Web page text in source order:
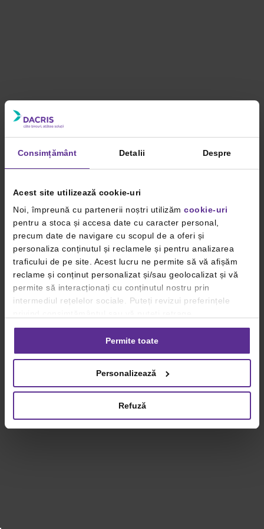
Consimțământ Detalii Despre
Acest site utilizează cookie-uri
Noi, împreună cu partenerii noștri utilizăm cookie-uri
pentru a stoca și accesa date cu caracter personal,
precum date de navigare cu scopul de a oferi și
personaliza conținutul și reclamele și pentru analizarea
traficului de pe site. Acest lucru ne permite să vă afișăm
reclame și conținut personalizat și/sau geolocalizat și vă
permite să interacționați cu conținutul nostru prin
intermediul rețelelor sociale. Puteți revizui preferințele
consimțământul oricând, făcând click pe linkul către
setările dvs. de cookie-uri.
privind utilizarea modulelor cookie.Detalii
Permite toate
Personalizează
Refuză